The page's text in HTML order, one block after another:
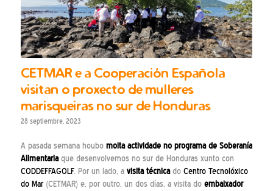
CETMAR e a Cooperación Española
visitan o proxecto de mulleres
marisqueiras no sur de Honduras
28 septiembre, 2023
A pasada semana houbo moita actividade no programa de Soberanía
Alimentariaque desenvolvemos no sur de Honduras xunto con
CODDEFFAGOLF. Por un lado, a visita técnicado Centro Tecnolóxico
do Mar(CETMAR) e, por outro, un dos días, a visita do embaixador